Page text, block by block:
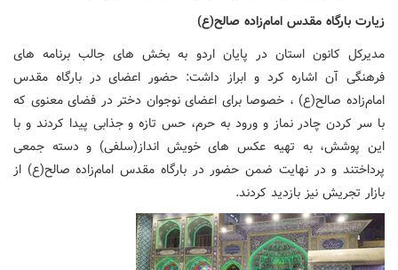
زیارت بارگاه مقدس امام‌زاده صالح(ع)
مدیرکل کانون استان در پایان اردو به بخش های جالب برنامه های
فرهنگی آن اشاره کرد و ابراز داشت: حضور اعضای در بارگاه مقدس
امام‌زاده صالح(ع) ، خصوصا برای اعضای نوجوان دختر در فضای معنوی که
با سر کردن چادر نماز و ورود به حرم، حس تازه و جذابی پیدا کردند و با
این پوشش، به تهیه عکس های خویش انداز(سلفی) و دسته جمعی
پرداختند و در نهایت ضمن حضور در بارگاه مقدس امام‌زاده صالح(ع) از
بازار تجریش نیز بازدید کردند.